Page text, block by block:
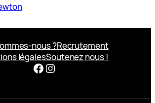
nous ?Recrutement
légalesSoutenez nous !
Facebook Instagram